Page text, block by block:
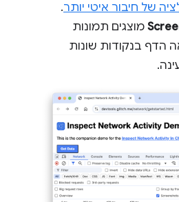
של חיבור איטי יותר.
מוצגים תמונות
הדף בנקודות שונות